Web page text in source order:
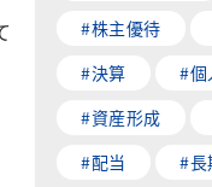
#株主優待
#決算
#個
#資産形成
#配当
#長